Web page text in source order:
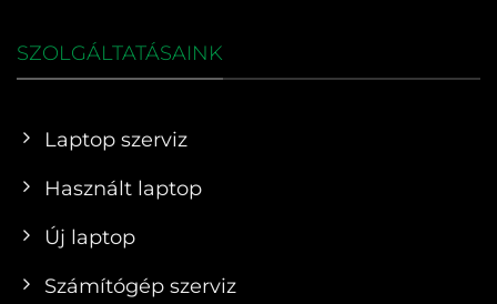
SZOLGÁLTATÁSAINK
Laptop szerviz
Használt laptop
Új laptop
Számítógép szerviz